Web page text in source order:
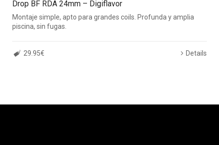
Drop BF RDA 24mm – Digiflavor
Montaje simple, apto para grandes coils. Profunda y amplia
piscina, sin fugas.
29.95€ Details